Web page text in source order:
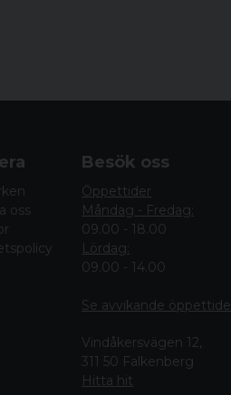
oss
Besök oss
Öppettider
Måndag - Fredag:
09.00 - 18.00
Lördag:
09.00 - 14.00
Se avvikande öppettide
Vindåkersvägen 12,
311 50 Falkenberg
Hitta hit